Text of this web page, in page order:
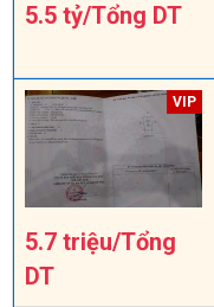
5.5 tỷ/Tổng DT
5.7 triệu/Tổng
DT